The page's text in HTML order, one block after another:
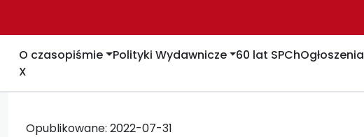
O czasopiśmie Polityki Wydawnicze 60 lat SPChOgłoszenia
X
Opublikowane: 2022-07-31